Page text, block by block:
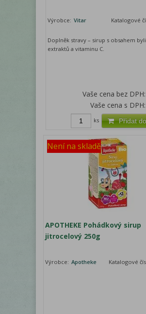
Výrobce: Vitar Katalogové
Doplněk stravy – sirup s obsahem
extraktů a vitaminu C.
Vaše cena bez
Vaše cena s DPH:
Přidat
ks
Není na skladě
APOTHEKE Pohádkový sirup
jitrocelový 250g
Výrobce: Apotheke Katalogové